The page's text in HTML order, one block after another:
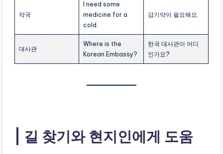
약국
I need some
medicine for a
cold.
감기약이 필요해요.
대사관
Where is the
Korean Embassy?
한국 대사관이 어디
인가요?
길 찾기와 현지인에게 도움